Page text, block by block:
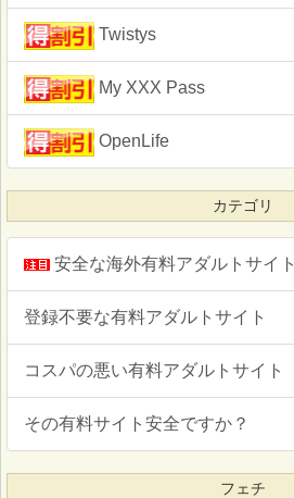
Twistys
My XXX Pass
OpenLife
カテゴリ
安全な海外有料アダルトサイト
登録不要な有料アダルトサイト
コスパの悪い有料アダルトサイト
その有料サイト安全ですか？
フェチ